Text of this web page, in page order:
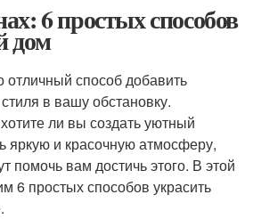
6 простых способов
дом
отличный способ добавить
в вашу обстановку.
ли вы создать уютный
яркую и красочную атмосферу,
помочь вам достичь этого. В этой
6 простых способов украсить